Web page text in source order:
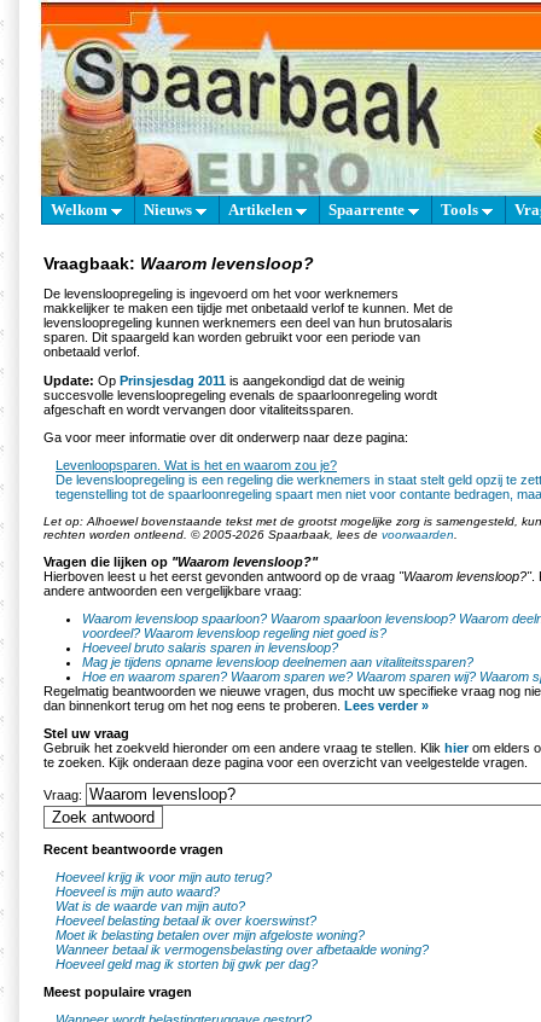
Welkom Nieuws Artikelen Spaarrente Tools
Vraagbaak: Waarom levensloop?
De levensloopregeling is ingevoerd om het voor werknemers
makkelijker te maken een tijdje met onbetaald verlof te kunnen. Met de
levensloopregeling kunnen werknemers een deel van hun brutosalaris
sparen. Dit spaargeld kan worden gebruikt voor een periode van
onbetaald verlof.
Update: Op Prinsjesdag 2011 is aangekondigd dat de weinig
succesvolle levensloopregeling evenals de spaarloonregeling wordt
afgeschaft en wordt vervangen door vitaliteitssparen.
Ga voor meer informatie over dit onderwerp naar deze pagina:
Levenloopsparen. Wat is het en waarom zou je?
De levensloopregeling is een regeling die werknemers in staat stelt geld opzij te
tegenstelling tot de spaarloonregeling spaart men niet voor contante bedragen,
Let op: Alhoewel bovenstaande tekst met de grootst mogelijke zorg is samengesteld,
rechten worden ontleend. © 2005-2026 Spaarbaak, lees de voorwaarden
Vragen die lijken op "Waarom levensloop?"
Hierboven leest u het eerst gevonden antwoord op de vraag "Waarom levensloop?".
andere antwoorden een vergelijkbare vraag:
Waarom levensloop spaarloon? Waarom spaarloon levensloop? Waarom
voordeel? Waarom levensloop regeling niet goed is?
Hoeveel bruto salaris sparen in levensloop?
Mag je tijdens opname levensloop deelnemen aan vitaliteitssparen?
Hoe en waarom sparen? Waarom sparen we? Waarom sparen wij? Waarom
Regelmatig beantwoorden we nieuwe vragen, dus mocht uw specifieke vraag nog
dan binnenkort terug om het nog eens te proberen. Lees verder »
Stel uw vraag
Gebruik het zoekveld hieronder om een andere vraag te stellen. Klik hierom elders
te zoeken. Kijk onderaan deze pagina voor een overzicht van veelgestelde vragen.
Vraag:
Recent beantwoorde vragen
Hoeveel krijg ik voor mijn auto terug?
Hoeveel is mijn auto waard?
Wat is de waarde van mijn auto?
Hoeveel belasting betaal ik over koerswinst?
Moet ik belasting betalen over mijn afgeloste woning?
Wanneer betaal ik vermogensbelasting over afbetaalde woning?
Hoeveel geld mag ik storten bij gwk per dag?
Meest populaire vragen